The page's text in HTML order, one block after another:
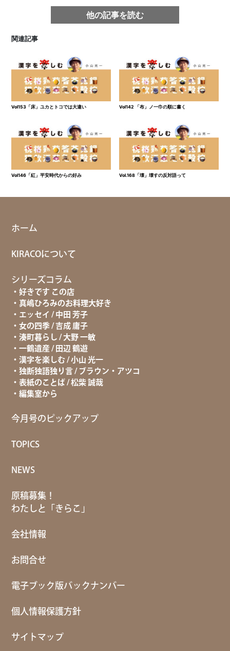
他の記事を読む
関連記事
Vol153「床」ユカとトコでは大違い Vol142 「布」ノ一巾の順に書く
Vol146「紅」平安時代からの好み Vol.168「壊」壊すの反対語って
ホーム
KIRACOについて
シリーズコラム
好きです この店
真嶋ひろみのお料理大好き
エッセイ / 中田 芳子
女の四季 / 吉成 庸子
湊町暮らし / 大野 一敏
一鶴遺産 / 田辺 鶴遊
漢字を楽しむ / 小山 光一
独断独語独り言 / ブラウン・アツコ
表紙のことば / 松柴 誠哉
編集室から
今月号のピックアップ
TOPICS
NEWS
原稿募集！
わたしと「きらこ」
会社情報
お問合せ
電子ブック版バックナンバー
個人情報保護方針
サイトマップ